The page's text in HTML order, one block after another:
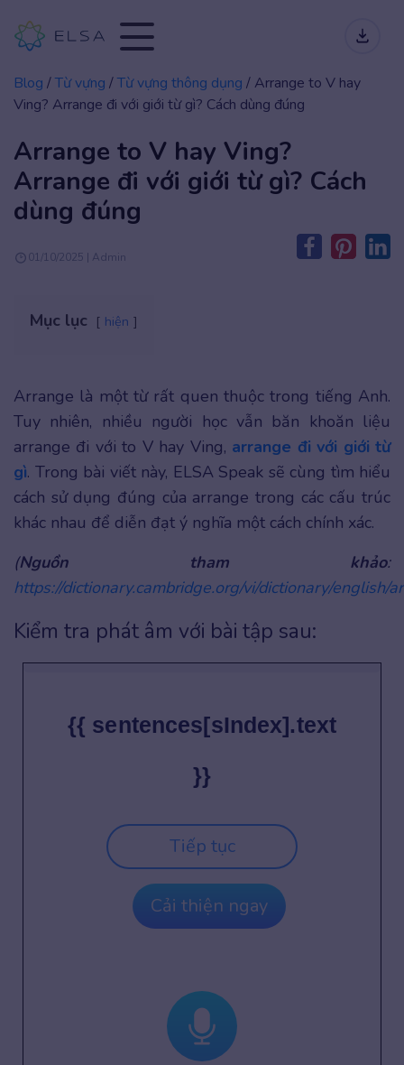
Blog /Từ vựng /Từ vựng thông dụng / Arrange to V hay
Ving? Arrange đi với giới từ gì? Cách dùng đúng
Arrange to V hay Ving?
Arrange đi với giới từ gì? Cách
dùng đúng
01/10/2025 | Admin
Mục lục hiện
Arrange là một từ rất quen thuộc trong tiếng Anh.
Tuy nhiên, nhiều người học vẫn băn khoăn liệu
arrange đi với to V hay Ving, arrange đi với giới từ
gì. Trong bài viết này, ELSA Speak sẽ cùng tìm hiểu
cách sử dụng đúng của arrange trong các cấu trúc
khác nhau để diễn đạt ý nghĩa một cách chính xác.
(Nguồn tham khảo:
https://dictionary.cambridge.org/vi/dictionary/english/
Kiểm tra phát âm với bài tập sau:
{{ sentences[sIndex].text
}}
Tiếp tục
Cải thiện ngay